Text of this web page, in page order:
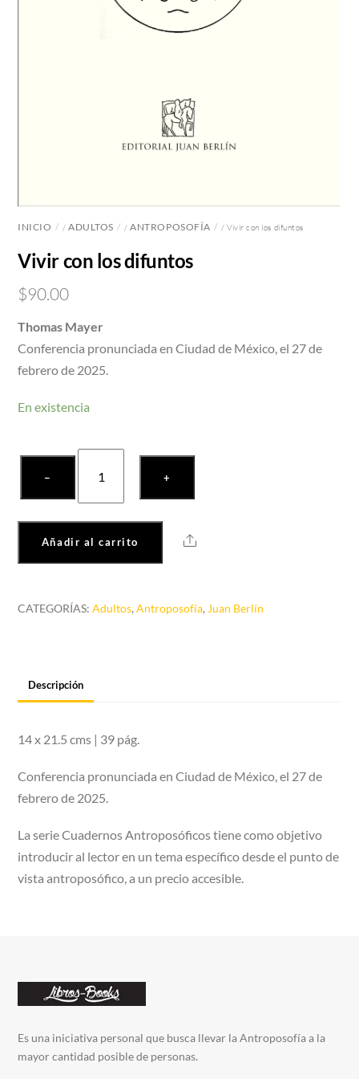
INICIO /ADULTOS /ANTROPOSOFÍA / Vivir con los difuntos
Vivir con los difuntos
$90.00
Thomas Mayer
Conferencia pronunciada en Ciudad de México, el 27 de
febrero de 2025.
En existencia
−
los
difuntos
cantidad
+
Añadir al carrito Share
CATEGORÍAS:Adultos,Antroposofía, Juan Berlín
Descripción
14 x 21.5 cms | 39 pág.
Conferencia pronunciada en Ciudad de México, el 27 de
febrero de 2025.
La serie Cuadernos Antroposóficos tiene como objetivo
introducir al lector en un tema específico desde el punto de
vista antroposófico, a un precio accesible.
Es una iniciativa personal que busca llevar la Antroposofía a la
mayor cantidad posible de personas.